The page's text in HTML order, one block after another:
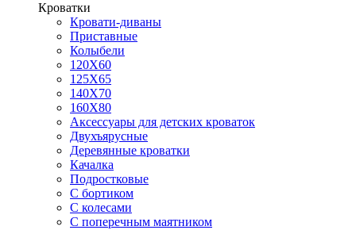
Кроватки
Кровати-диваны
Приставные
Колыбели
120Х60
125X65
140Х70
160Х80
Аксессуары для детских кроваток
Двухъярусные
Деревянные кроватки
Качалка
Подростковые
С бортиком
С колесами
С поперечным маятником